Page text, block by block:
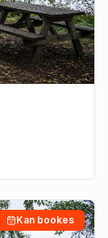
Kan bookes